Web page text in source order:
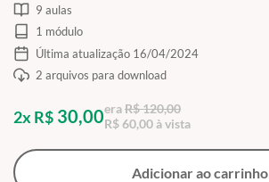
9 aulas
1 módulo
Última atualização 16/04/2024
2 arquivos para download
2x R$ 30,00eraR$ 120,00
R$ 60,00 à vista
Adicionar ao carrinho